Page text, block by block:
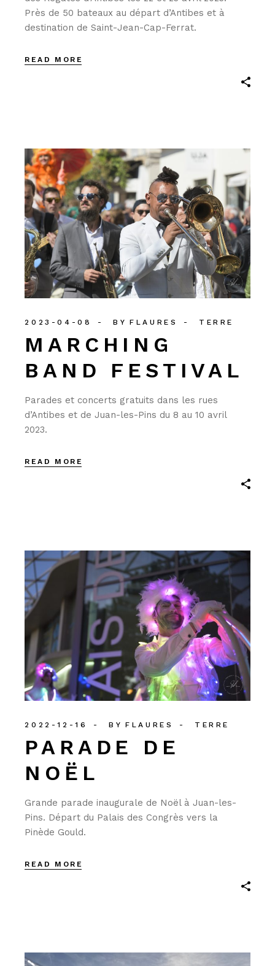
Près de 50 bateaux au départ d’Antibes et à
destination de Saint-Jean-Cap-Ferrat.
READ MORE
2023-04-08 BY FLAURES TERRE
MARCHING
BAND FESTIVAL
Parades et concerts gratuits dans les rues
d’Antibes et de Juan-les-Pins du 8 au 10 avril
2023.
READ MORE
2022-12-16 BY FLAURES TERRE
PARADE DE
NOËL
Grande parade inaugurale de Noël à Juan-les-
Pins. Départ du Palais des Congrès vers la
Pinède Gould.
READ MORE